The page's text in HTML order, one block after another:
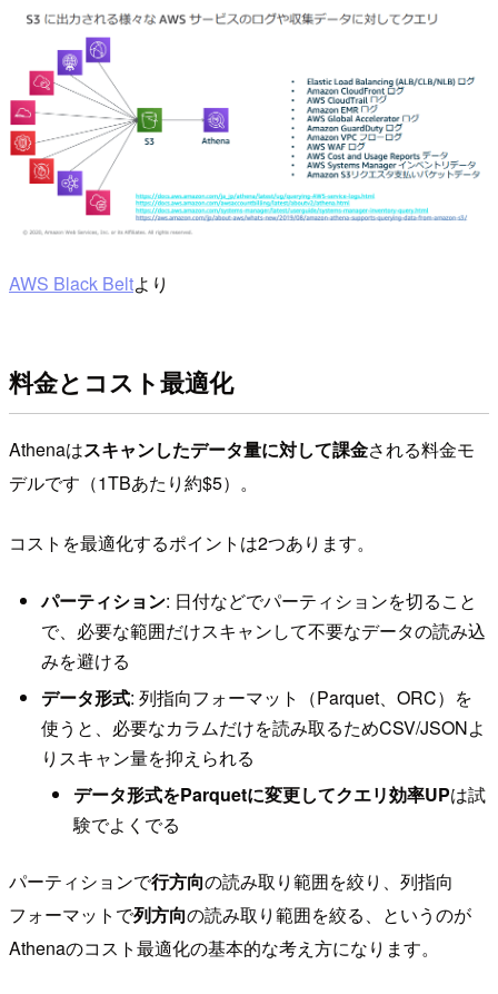
AWS Black Beltより
料金とコスト最適化
Athenaはスキャンしたデータ量に対して課金される料金モ
デルです（1TBあたり約$5）。
コストを最適化するポイントは2つあります。
パーティション: 日付などでパーティションを切ること
で、必要な範囲だけスキャンして不要なデータの読み込
みを避ける
データ形式: 列指向フォーマット（Parquet、ORC）を
使うと、必要なカラムだけを読み取るためCSV/JSONよ
りスキャン量を抑えられる
データ形式をParquetに変更してクエリ効率UPは試
験でよくでる
パーティションで行方向の読み取り範囲を絞り、列指向
フォーマットで列方向の読み取り範囲を絞る、というのが
Athenaのコスト最適化の基本的な考え方になります。